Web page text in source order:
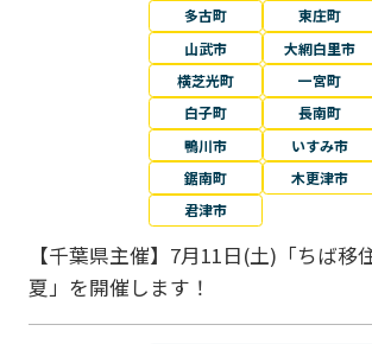
多古町
東庄町
山武市
大網白里市
横芝光町
一宮町
白子町
長南町
鴨川市
いすみ市
鋸南町
木更津市
君津市
【千葉県主催】7月11日(土)「ちば移
夏」を開催します！